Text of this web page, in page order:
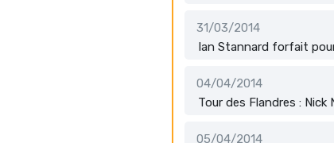
31/03/2014
Ian Stannard forfait
04/04/2014
Tour des Flandres :
05/04/2014